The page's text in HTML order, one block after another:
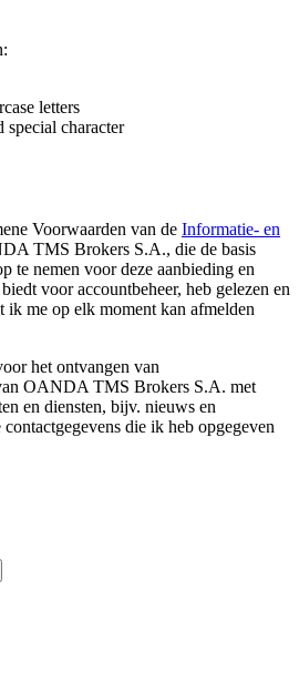
letters
special character
Voorwaarden van de Informatie- en
TMS Brokers S.A., die de basis
te nemen voor deze aanbieding en
voor accountbeheer, heb gelezen en
ik me op elk moment kan afmelden
het ontvangen van
OANDA TMS Brokers S.A. met
en diensten, bijv. nieuws en
die ik heb opgegeven